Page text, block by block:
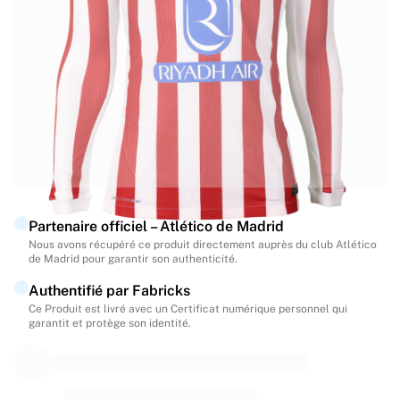
Temps forts
Enchères des Championnats du monde
Collection Légende
Voir toute la catégorie Football
Équipes phares
Angleterre
Norvège
États-Unis
Paris Saint-Germain
FC Bayern Munich
Voir toutes les équipes
Championnats du monde 2026
Premier League
Partenaire officiel – Atlético de Madrid
Nous avons récupéré ce produit directement auprès du club Atlético
de Madrid pour garantir son authenticité.
Authentifié par Fabricks
Ce Produit est livré avec un Certificat numérique personnel qui
garantit et protège son identité.